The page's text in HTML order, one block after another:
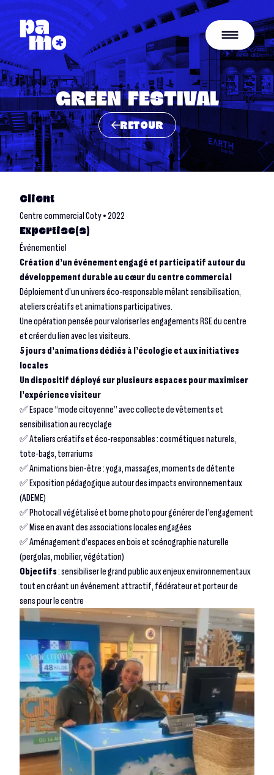
GREEN FESTIVAL
RETOUR
Client
Centre commercial Coty • 2022
Expertise(s)
Événementiel
Création d’un événement engagé et participatif autour du
développement durable au cœur du centre commercial
Déploiement d’un univers éco-responsable mêlant sensibilisation,
ateliers créatifs et animations participatives.
Une opération pensée pour valoriser les engagements RSE du centre
et créer du lien avec les visiteurs.
5 jours d’animations dédiés à l’écologie et aux initiatives
locales
Un dispositif déployé sur plusieurs espaces pour maximiser
l’expérience visiteur
✅ Espace “mode citoyenne” avec collecte de vêtements et
sensibilisation au recyclage
✅ Ateliers créatifs et éco-responsables : cosmétiques naturels,
tote-bags, terrariums
✅ Animations bien-être : yoga, massages, moments de détente
✅ Exposition pédagogique autour des impacts environnementaux
(ADEME)
✅ Photocall végétalisé et borne photo pour générer de l’engagement
✅ Mise en avant des associations locales engagées
✅ Aménagement d’espaces en bois et scénographie naturelle
(pergolas, mobilier, végétation)
Objectifs: sensibiliser le grand public aux enjeux environnementaux
tout en créant un événement attractif, fédérateur et porteur de
sens pour le centre